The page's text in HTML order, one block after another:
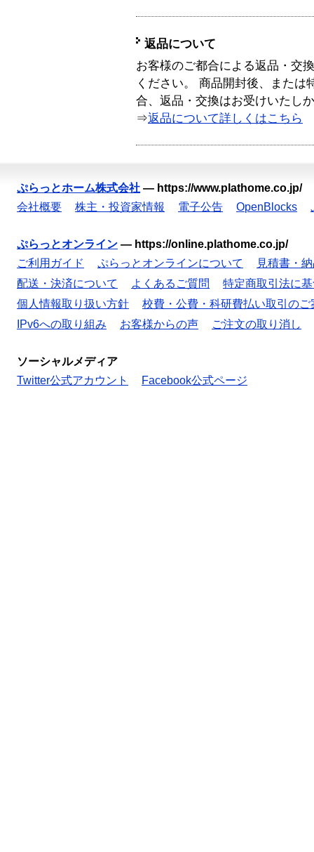
返品について
お客様のご都合による返品・交
ください。 商品開封後、または
合、返品・交換はお受けいたし
⇒返品について詳しくはこちら
ぷらっとホーム株式会社 — https://www.plathome.co.jp/
会社概要
株主・投資家情報 電子公告 OpenBlocks
ぷらっとオンライン — https://online.plathome.co.jp/
ご利用ガイド
ぷらっとオンラインについて
見積書・
配送・決済について
よくあるご質問
特定商取引法に
個人情報取り扱い方針
校費・公費・科研費払い取引のご
IPv6への取り組み
お客様からの声 ご注文の取り消し
ソーシャルメディア
Twitter公式アカウント
Facebook公式ページ